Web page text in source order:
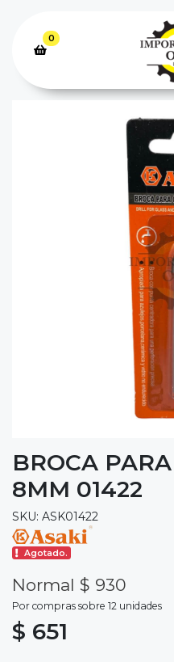
0
BROCA
8MM 01422
SKU: ASK01422
Agotado.
Normal $ 930
Por compras sobre 12 unidades
$ 651